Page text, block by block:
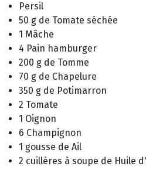
Persil
50 g de Tomate séchée
1 Mâche
4 Pain hamburger
200 g de Tomme
70 g de Chapelure
350 g de Potimarron
2 Tomate
1 Oignon
6 Champignon
1 gousse de Ail
2 cuillères à soupe de Huile